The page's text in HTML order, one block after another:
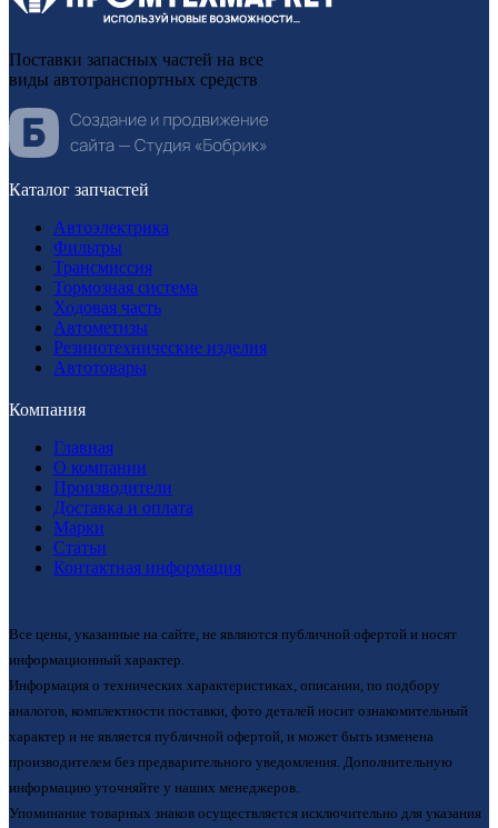
Поставки запасных частей на все
виды автотранспортных средств
Каталог запчастей
Автоэлектрика
Фильтры
Трансмиссия
Тормозная система
Ходовая часть
Автометизы
Резинотехнические изделия
Автотовары
Компания
Главная
О компании
Производители
Доставка и оплата
Марки
Статьи
Контактная информация
Все цены, указанные на сайте, не являются публичной офертой и носят
информационный характер.
Информация о технических характеристиках, описании, по подбору
аналогов, комплектности поставки, фото деталей носит ознакомительный
характер и не является публичной офертой, и может быть изменена
производителем без предварительного уведомления. Дополнительную
информацию уточняйте у наших менеджеров.
Упоминание товарных знаков осуществляется исключительно для указания